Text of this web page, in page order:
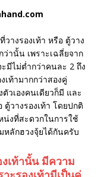
างรองเท้า หรือ ตู้วาง
านั้น เพราะเฉลี่ยจาก
มีไม่ต่ำกว่าคนละ 2 ถึง
ท้ามากกว่าสองคู่
วเองคนเดียวก็มี และ
ตู้วางรองเท้า โดยปกติ
น่งที่สะดวกในการใช้
หลักฮวงจุ้ยได้กันครับ
เท้านั้น มีความ